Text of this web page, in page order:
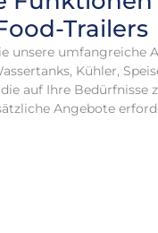
Trailers
unsere umfangreiche
Kühler,
auf Ihre Bedürfnisse
Angebote